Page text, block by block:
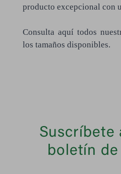
producto excepcional con
Consulta aquí todos
los tamaños disponibles.
Suscríbete
boletín